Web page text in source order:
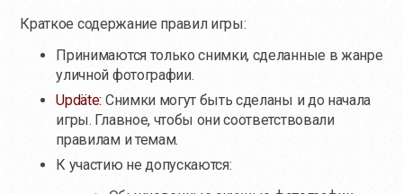
Краткое содержание правил игры:
Принимаются только снимки, сделанные в жанре
уличной фотографии.
Updäte: Снимки могут быть сделаны и до начала
игры. Главное, чтобы они соответствовали
правилам и темам.
К участию не допускаются: